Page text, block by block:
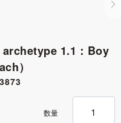
archetype 1.1：Boy
）
数量